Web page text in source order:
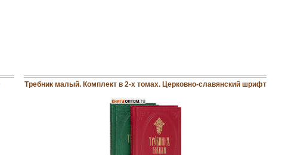
Требник малый. Комплект в 2-х томах. Церковно-славянский шрифт